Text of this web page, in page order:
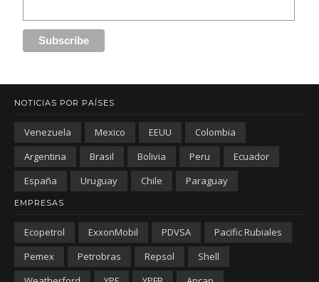
NOTICIAS POR PAÍSES
Venezuela Mexico EEUU
Colombia
Argentina
Brasil Bolivia Peru
Ecuador
España
Uruguay Chile Paraguay
EMPRESAS
Ecopetrol ExxonMobil PDVSA
Pacific Rubiales
Pemex
Petrobras Repsol
Shell